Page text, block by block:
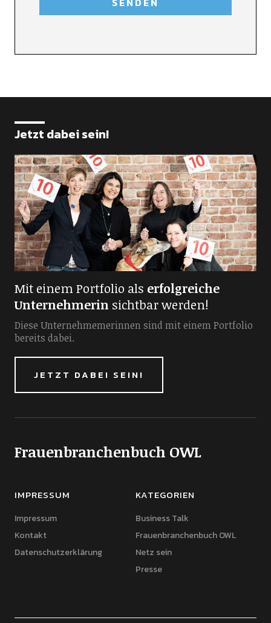
Jetzt dabei sein!
Mit einem Portfolio als erfolgreiche
Unternehmerinsichtbar werden!
Diese Unternehmemerinnen sind mit einem Portfolio
bereits dabei.
JETZT DABEI SEIN!
Frauenbranchenbuch OWL
IMPRESSUM
Impressum
Kontakt
Datenschutzerklärung
KATEGORIEN
Business Talk
Frauenbranchenbuch OWL
Netz sein
Presse